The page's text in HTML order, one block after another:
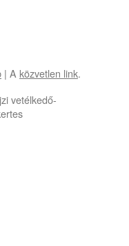
| A közvetlen link.
vetélkedő-